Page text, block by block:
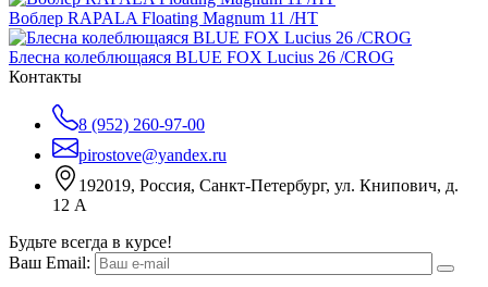
Воблер RAPALA Floating Magnum 11 /HT
Блесна колеблющаяся BLUE FOX Lucius 26 /CROG
Контакты
8 (952) 260-97-00
pirostove@yandex.ru
192019, Россия, Санкт-Петербург, ул. Книпович, д.
12 А
Будьте всегда в курсе!
Ваш Email: